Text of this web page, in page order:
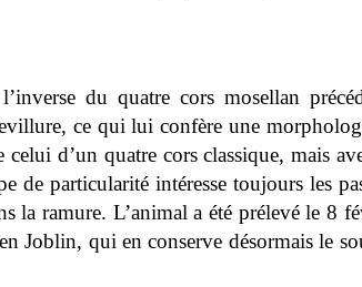
du quatre cors mosellan
ce qui lui confère une
celui d’un quatre cors classique, mais
de particularité intéresse toujours les
la ramure. L’animal a été prélevé le 8
Joblin, qui en conserve désormais le